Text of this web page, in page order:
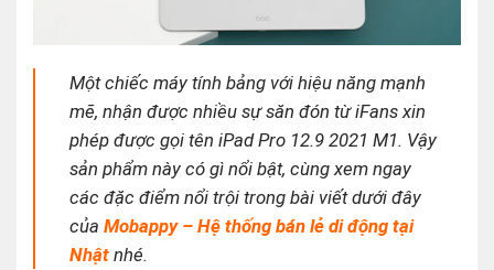
Một chiếc máy tính bảng với hiệu năng mạnh
mẽ, nhận được nhiều sự săn đón từ iFans xin
phép được gọi tên iPad Pro 12.9 2021 M1. Vậy
sản phẩm này có gì nổi bật, cùng xem ngay
các đặc điểm nổi trội trong bài viết dưới đây
củaMobappy – Hệ thống bán lẻ di động tại
Nhậtnhé.